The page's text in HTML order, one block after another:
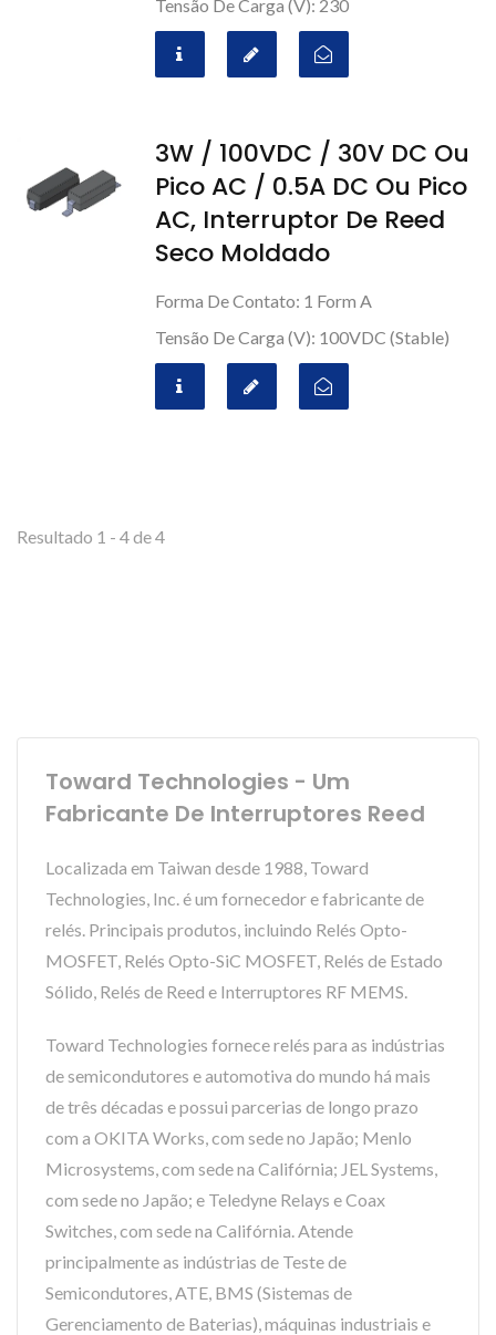
Tensão De Carga (V): 230
3W / 100VDC / 30V DC Ou
Pico AC / 0.5A DC Ou Pico
AC, Interruptor De Reed
Seco Moldado
Forma De Contato: 1 Form A
Tensão De Carga (V): 100VDC (stable)
Resultado 1 - 4 de 4
Toward Technologies - Um
Fabricante De Interruptores Reed
Localizada em Taiwan desde 1988, Toward
Technologies, Inc. é um fornecedor e fabricante de
relés. Principais produtos, incluindo Relés Opto-
MOSFET, Relés Opto-SiC MOSFET, Relés de Estado
Sólido, Relés de Reed e Interruptores RF MEMS.
Toward Technologies fornece relés para as indústrias
de semicondutores e automotiva do mundo há mais
de três décadas e possui parcerias de longo prazo
com a OKITA Works, com sede no Japão; Menlo
Microsystems, com sede na Califórnia; JEL Systems,
com sede no Japão; e Teledyne Relays e Coax
Switches, com sede na Califórnia. Atende
principalmente as indústrias de Teste de
Semicondutores, ATE, BMS (Sistemas de
Gerenciamento de Baterias), máquinas industriais e